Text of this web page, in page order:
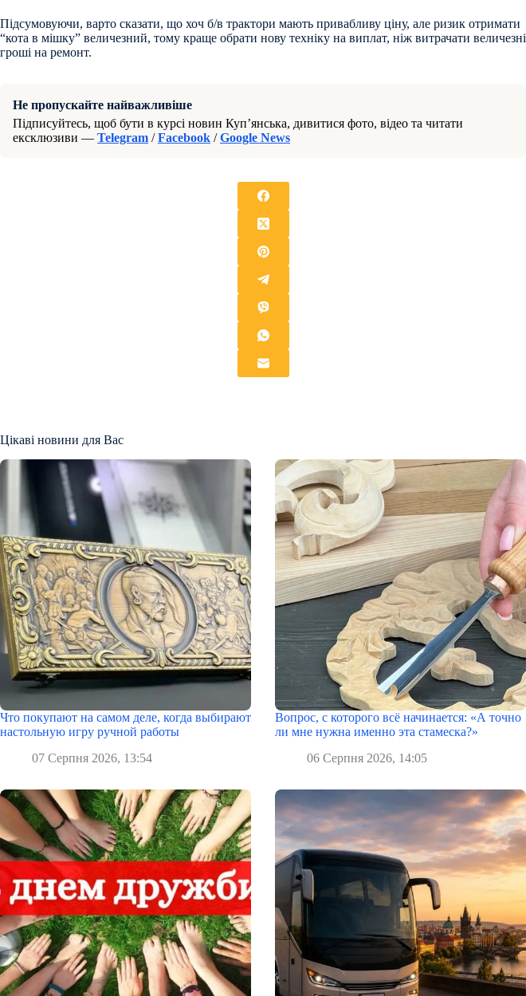
Підсумовуючи, варто сказати, що хоч б/в трактори мають привабливу ціну, але ризик отримати
“кота в мішку” величезний, тому краще обрати нову техніку на виплат, ніж витрачати величезні
гроші на ремонт.
Не пропускайте найважливіше
Підписуйтесь, щоб бути в курсі новин Куп’янська, дивитися фото, відео та читати
ексклюзиви — Telegram /Facebook /Google News
Цікаві новини для Вас
Что покупают на самом деле, когда выбирают
настольную игру ручной работы
07 Серпня 2026, 13:54
Вопрос, с которого всё начинается: «А точно
ли мне нужна именно эта стамеска?»
06 Серпня 2026, 14:05